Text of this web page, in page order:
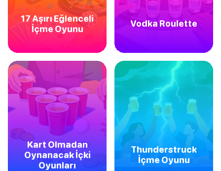
17 Aşırı Eğlenceli
İçme Oyunu
Vodka Roulette
Kart Olmadan
Oynanacak İçki
Oyunları
Thunderstruck
İçme Oyunu